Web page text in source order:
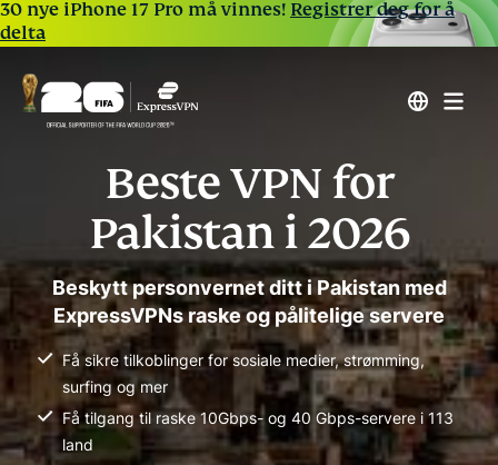
30 nye iPhone 17 Pro må vinnes! Registrer deg for å
delta
Beste VPN for
Pakistan i 2026
Beskytt personvernet ditt i Pakistan med
ExpressVPNs raske og pålitelige servere
Få sikre tilkoblinger for sosiale medier, strømming,
surfing og mer
Få tilgang til raske 10Gbps- og 40 Gbps-servere i 113
land